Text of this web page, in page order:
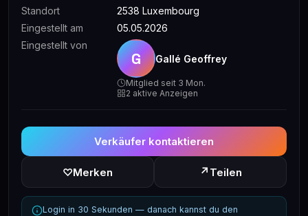
Standort
2538 Luxembourg
Eingestellt am
05.05.2026
Eingestellt von
G Gallé Geoffrey
Mitglied seit 3 Mon.
2 aktive Anzeigen
Verkäufer kontaktieren
♡Merken ↗ Teilen
Login in 30 Sekunden — danach kannst du den